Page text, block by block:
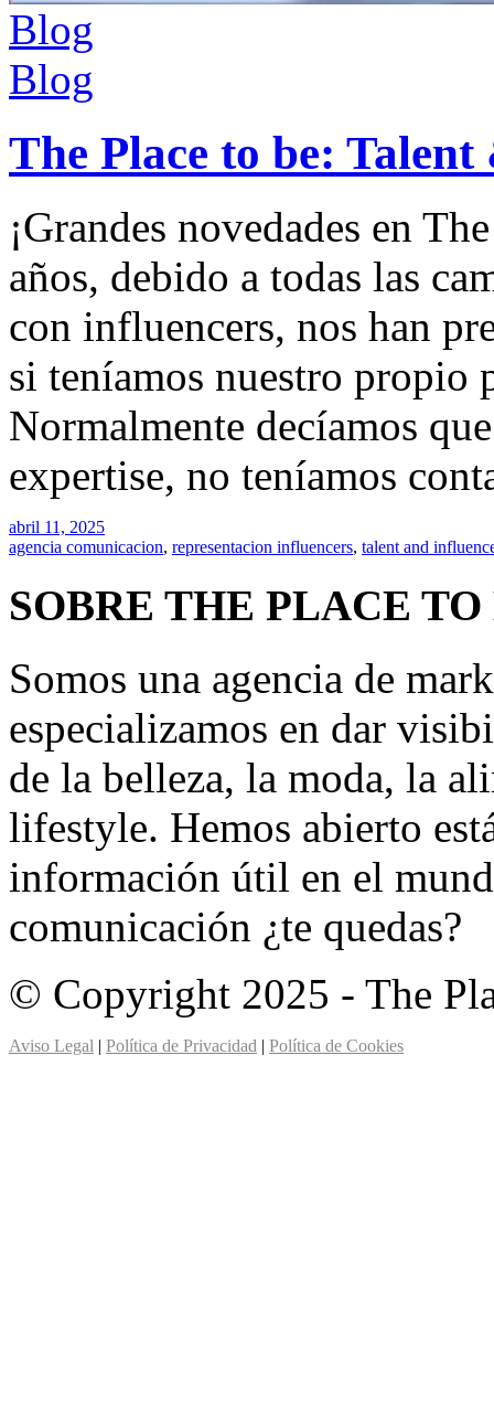
Blog
Blog
The Place to be:
¡Grandes novedades en
años, debido a todas las
con influencers, nos han
si teníamos nuestro
Normalmente decíamos
expertise, no teníamos
abril 11, 2025
agencia comunicacion, representacion influencers, talent and
SOBRE THE PLACE TO
Somos una agencia de
especializamos en dar
de la belleza, la moda, la
lifestyle. Hemos abierto
información útil en el
comunicación ¿te quedas?
© Copyright 2025 - The
Aviso Legal | Política de Privacidad | Política de Cookies